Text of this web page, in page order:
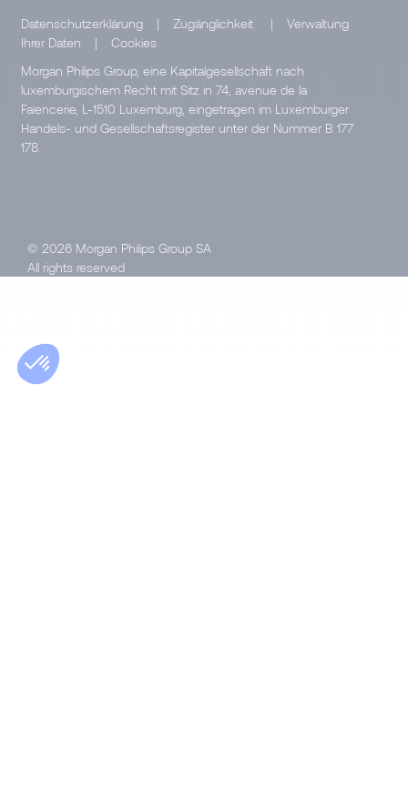
Datenschutzerklärung | Zugänglichkeit |
Verwaltung
Ihrer Daten
|
Cookies
Morgan Philips Group, eine Kapitalgesellschaft nach
luxemburgischem Recht mit Sitz in 74, avenue de la
Faïencerie, L-1510 Luxemburg, eingetragen im Luxemburger
Handels- und Gesellschaftsregister unter der Nummer B 177
178.
© 2026 Morgan Philips Group SA
All rights reserved